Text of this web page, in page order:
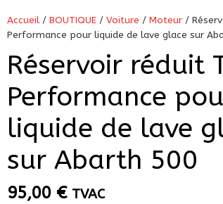
Accueil/ BOUTIQUE/ Voiture / Moteur/
Performance pour liquide de lave glace sur
Réservoir réduit
Performance
liquide de lave
sur Abarth 500
95,00 € TVAC